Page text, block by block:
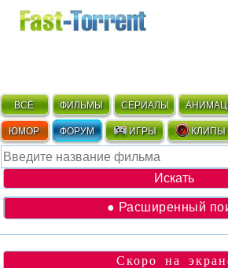
ВСЁ ФИЛЬМЫ СЕРИАЛЫ
ЮМОР ФОРУМ ИГРЫ КЛИПЫ
● Расширенный
Скоро на